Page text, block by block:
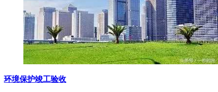
环境保护竣工验收